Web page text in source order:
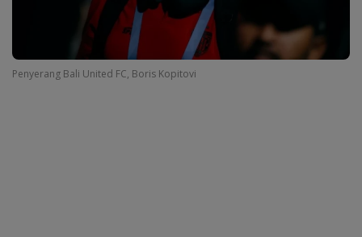
Penyerang Bali United FC, Boris Kopitovi